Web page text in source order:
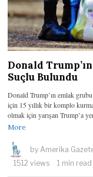
Donald
Suçlu Bulundu
Donald Trump’ın emlak
için 15 yıllık bir komplo
olmak için yarışan Trump’a
More
byAmerika
1512 views
1 min read